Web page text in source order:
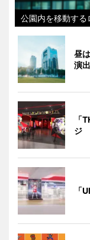
公園内を移動す
昼
演出
「
ジ
「